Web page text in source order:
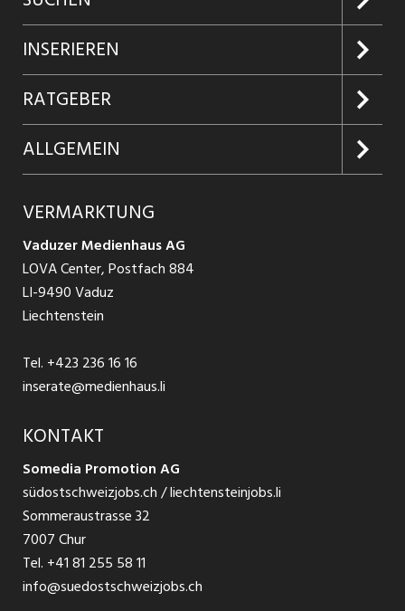
Jobs suchen
Jobabo
Firmen entdecken
Jobs in Graubünden
Jobs in St. Gallen
Jobs in Glarus
Jobs in der Südostschweiz
Temporär Jobs
Teilzeit Jobs
Praktikum
INSERIEREN
Kundenlogin
Inserieren
Produkte
Schnittstelle
RATGEBER
Glossar
Ratgeber Bewerbung / Rekrutierung
ALLGEMEIN
AGB
Datenschutzbestimmungen
Nutzungsbedingungen
Impressum
VERMARKTUNG
Vaduzer Medienhaus AG
LOVA Center, Postfach 884
LI-9490 Vaduz
Liechtenstein
Tel. +423 236 16 16
inserate@medienhaus.li
KONTAKT
Somedia Promotion AG
südostschweizjobs.ch / liechtensteinjobs.li
Sommeraustrasse 32
7007 Chur
Tel. +41 81 255 58 11
info@suedostschweizjobs.ch